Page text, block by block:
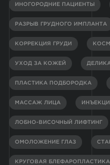
ИНОГОРОДНИЕ ПАЦИЕНТЫ
РАЗРЫВ ГРУДНОГО ИМПЛАНТА
КОРРЕКЦИЯ ГРУДИ
УХОД ЗА КОЖЕЙ
ПЛАСТИКА ПОДБОРОДКА
МАССАЖ ЛИЦА
ЛОБНО-ВИСОЧНЫЙ ЛИФТИНГ
ОМОЛОЖЕНИЕ ГЛАЗ
КРУГОВАЯ БЛЕФАРОПЛАСТИКА